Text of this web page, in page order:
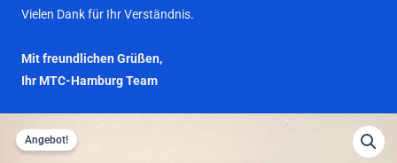
Vielen Dank für Ihr Verständnis.
Mit freundlichen Grüßen,
Ihr MTC-Hamburg Team
Angebot!